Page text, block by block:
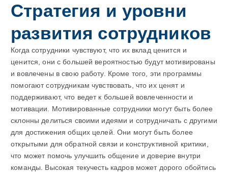
Стратегия и уровни
развития сотрудников
Когда сотрудники чувствуют, что их вклад ценится и
ценится, они с большей вероятностью будут мотивированы
и вовлечены в свою работу. Кроме того, эти программы
помогают сотрудникам чувствовать, что их ценят и
поддерживают, что ведет к большей вовлеченности и
мотивации. Мотивированные сотрудники могут быть более
склонны делиться своими идеями и сотрудничать с другими
для достижения общих целей. Они могут быть более
открытыми для обратной связи и конструктивной критики,
что может помочь улучшить общение и доверие внутри
команды. Высокая текучесть кадров может дорого обойтись